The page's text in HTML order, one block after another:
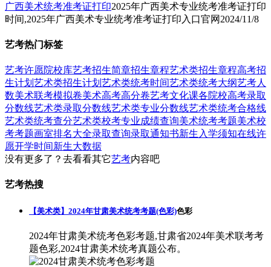
广西美术统考准考证打印2025年广西美术专业统考准考证打印
时间,2025年广西美术专业统考准考证打印入口官网 2024/11/8
艺考热门标签
艺考许愿院校库艺考招生简章招生章程艺术类招生章程高考招
生计划 艺术类招生计划 艺术类统考时间艺术类统考大纲艺考人
数美术联考模拟卷美术高考高分卷艺考文化课各院校高考录取
分数线艺术类录取分数线艺术类专业分数线艺术类统考合格线
艺术类统考查分艺术类校考专业成绩查询美术统考考题美术校
考考题画室排名大全录取查询录取通知书新生入学须知在线许
愿开学时间新生大数据
没有更多了？去看看其它艺考内容吧
艺考热搜
【美术类】2024年甘肃美术统考考题(色彩)色彩
2024年甘肃美术统考色彩考题,甘肃省2024年美术联考考
题色彩,2024甘肃美术统考真题公布。